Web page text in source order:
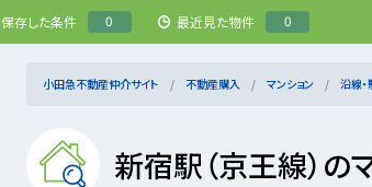
保存した条件 0 最近見た物件 0
小田急不動産仲介サイト 不動産購入 マンション 沿線
新宿駅（京王線）